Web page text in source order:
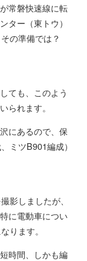
常磐快速線に転
ター（東トウ）
の準備では？
ても、このよう
られます。
にあるので、保
ミツB901編成）
影しましたが、
に電動車につい
ります。
時間、しかも編